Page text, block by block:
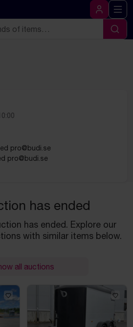
of this page
Log in
pro@budi.se
pro@budi.se
has ended
has ended. Explore our
with similar items below.
all auctions